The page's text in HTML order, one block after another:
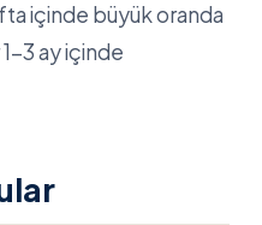
içinde büyük oranda
1-3 ay içinde